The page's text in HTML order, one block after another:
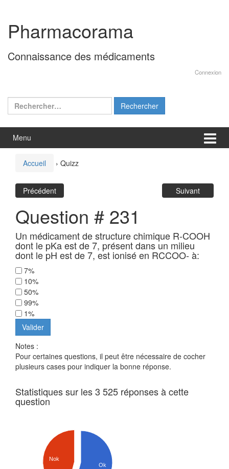
contenu
menu
principal
Pharmacorama
Connaissance des médicaments
Connexion
Rechercher :
Menu
Accueil › Quizz
Précédent Suivant
Question # 231
Un médicament de structure chimique R-COOH
dont le pKa est de 7, présent dans un milieu
dont le pH est de 7, est ionisé en RCCOO- à:
7%
10%
50%
99%
1%
Notes :
Pour certaines questions, il peut être nécessaire de cocher
plusieurs cases pour indiquer la bonne réponse.
Statistiques sur les 3 525 réponses à cette
question
Nok
Ok